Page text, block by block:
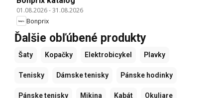
01.08.2026-31.08.2026
Bonprix
Ďalšie obľúbené produkty
Šaty Kopačky Elektrobicykel Plavky
Tenisky Dámske tenisky Pánske hodinky
Pánske tenisky Mikina Kabát Okuliare